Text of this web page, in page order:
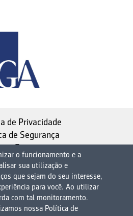
de Privacidade
de Segurança
Estatuto
MAG, uma empresa do
MAG
0001-75
Kubitschek, 1830, 15º
o funcionamento e a
sua utilização e
que sejam do seu interesse,
para você. Ao utilizar
com tal monitoramento.
nossa Política de